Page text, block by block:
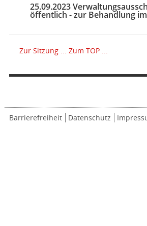
25.09.2023
öffentlich - zur Behandlung im
Zur Sitzung ... Zum TOP ...
Barrierefreiheit Datenschutz